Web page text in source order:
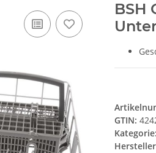
BSH
GTIN:
Kategorie: